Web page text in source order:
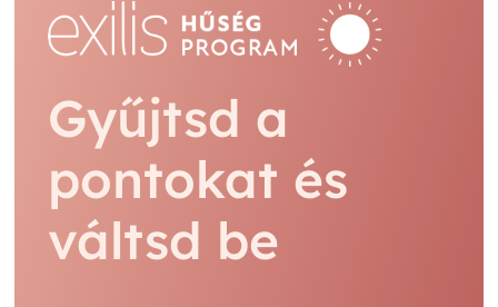
Gyűjtsd a
pontokat és
váltsd be